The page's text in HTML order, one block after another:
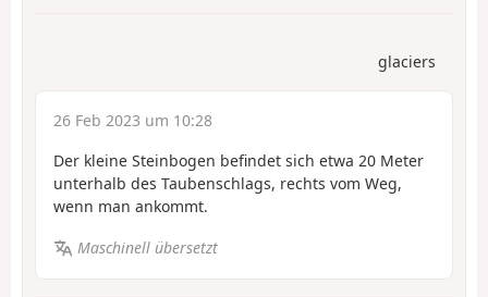
glaciers
26 Feb 2023 um 10:28
Der kleine Steinbogen befindet sich etwa 20 Meter
unterhalb des Taubenschlags, rechts vom Weg,
wenn man ankommt.
Maschinell übersetzt